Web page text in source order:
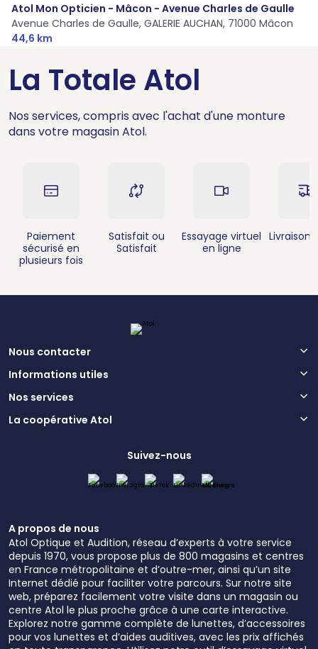
Atol Mon Opticien - Mâcon - Avenue Charles de Gaulle
Avenue Charles de Gaulle, GALERIE AUCHAN, 71000 Mâcon
44,6 km
La Totale Atol
Nos services, compris avec l'achat d'une monture
dans votre magasin Atol.
Paiement
sécurisé en
plusieurs fois
Satisfait ou
Satisfait
Essayage virtuel
en ligne
Livraison
Nous contacter
Informations utiles
Nos services
La coopérative Atol
Suivez-nous
A propos de nous
Atol Optique et Audition, réseau d’experts à votre service
depuis 1970, vous propose plus de 800 magasins et centres
en France métropolitaine et d’outre-mer, ainsi qu’un site
Internet dédié pour faciliter votre parcours. Sur notre site
web, préparez facilement votre visite dans un magasin ou
centre Atol le plus proche grâce à une carte interactive.
Explorez notre gamme complète de lunettes, d’accessoires
pour vos lunettes et d’aides auditives, avec les prix affichés